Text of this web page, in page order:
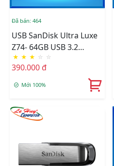
Đã bán: 464
USB SanDisk Ultra Luxe
Z74- 64GB USB 3.2
(SDCZ74-064G-G46)
★ ★ ★ ☆ ☆
390.000 đ
Mới 100%